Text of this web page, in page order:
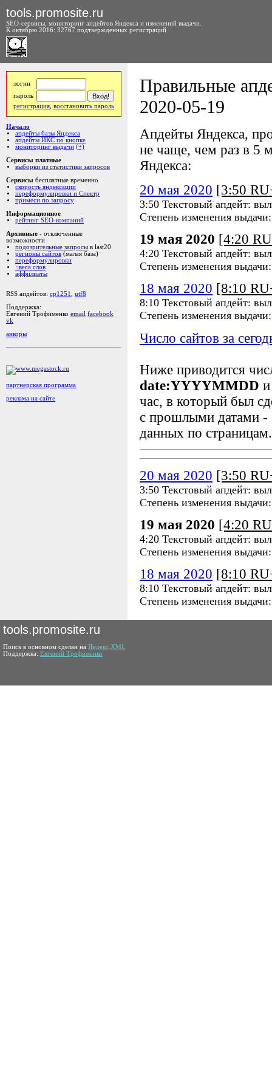
tools.promosite.ru
SEO-сервисы, мониторинг апдейтов Яндекса и изменений выдачи.
К октябрю 2016: 32767 подтвержденных регистраций
логин
пароль
регистрация восстановить пароль
Начало
апдейты базы Яндекса
апдейты ИКС по кнопке
мониторинг выдачи (+)
Сервисы платные
выборки из статистики запросов
Сервисы бесплатные временно
скорость яндексации
переформулировки и Спектр
примеси по запросу
Информационное
рейтинг SEO-компаний
Архивные - отключенные
возможности
подозрительные запросы в last20
регионы сайтов (малая база)
переформулировки
::веса слов
аффилиаты
RSS апдейтов: cp1251
utf8
Поддержка:
Евгений Трофименко email facebook
vk
анкоры
партнерская программа
реклама на сайте
Правильные
2020-05-19
Апдейты Яндекса,
не чаще, чем раз в 5
Яндекса:
20 мая 2020 [3:50
3:50 Текстовый апдейт:
Степень изменения
19 мая 2020 [4:20
4:20 Текстовый апдейт:
Степень изменения
18 мая 2020 [8:10
8:10 Текстовый апдейт:
Степень изменения
Число сайтов за
Ниже приводится
date:YYYYMMDD
час, в который был
с прошлыми датами -
данных по страницам.
20 мая 2020 [3:50
3:50 Текстовый апдейт:
Степень изменения
19 мая 2020 [4:20
4:20 Текстовый апдейт:
Степень изменения
18 мая 2020 [8:10
8:10 Текстовый апдейт:
Степень изменения
tools.promosite.ru
Поиск в основном сделан на Яндекс.XML
Поддержка: Евгений Трофименко